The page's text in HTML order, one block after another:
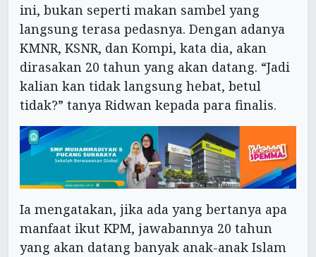
ini, bukan seperti makan sambel yang
langsung terasa pedasnya. Dengan adanya
KMNR, KSNR, dan Kompi, kata dia, akan
dirasakan 20 tahun yang akan datang. “Jadi
kalian kan tidak langsung hebat, betul
tidak?” tanya Ridwan kepada para finalis.
Ia mengatakan, jika ada yang bertanya apa
manfaat ikut KPM, jawabannya 20 tahun
yang akan datang banyak anak-anak Islam